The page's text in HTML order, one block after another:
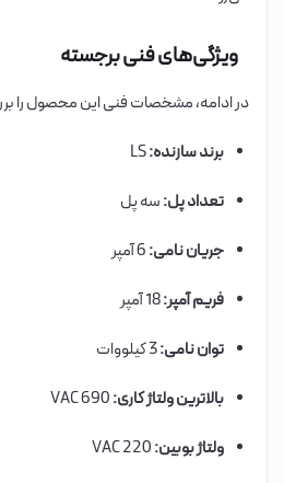
ویژگی‌های فنی برجسته
در ادامه، مشخصات فنی این محصول را
برند سازنده:
تعداد پل:سه پل
جریان نامی:
فریم آمپر:
توان نامی:
بالاترین ولتاژ کاری:
ولتاژ بوبین: